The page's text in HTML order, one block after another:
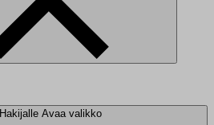
Hakijalle Avaa valikko